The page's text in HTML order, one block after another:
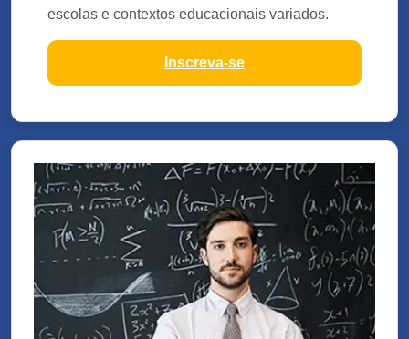
escolas e contextos educacionais variados.
Inscreva-se